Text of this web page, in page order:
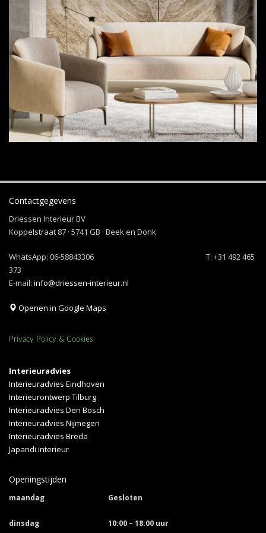
Contactgegevens
Driessen Interieur BV
Koppelstraat 87 · 5741 GB · Beek en Donk
WhatsApp: 06-58843306 T: +31 492 465
373
E-mail: info@driessen-interieur.nl
Openen in Google Maps
Privacy Policy & Cookies
Interieuradvies
Interieuradvies Eindhoven
Interieurontwerp Tilburg
Interieuradvies Den Bosch
Interieuradvies Nijmegen
Interieuradvies Breda
Japandi interieur
Openingstijden
maandag Gesloten
dinsdag 10:00 – 18:00 uur